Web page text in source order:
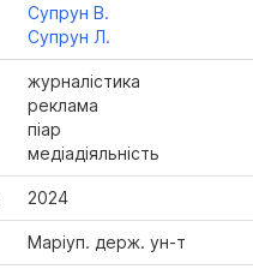
Супрун В.
Супрун Л.
журналістика
реклама
піар
медіадіяльність
2024
Маріуп. держ. ун-т